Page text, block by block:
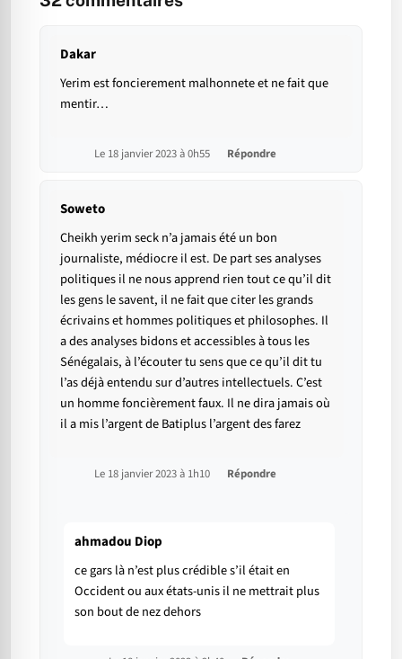
Dakar
Yerim est foncierement malhonnete et ne fait que
mentir…
Le 18 janvier 2023 à 0h55 Répondre
Soweto
Cheikh yerim seck n’a jamais été un bon
journaliste, médiocre il est. De part ses analyses
politiques il ne nous apprend rien tout ce qu’il dit
les gens le savent, il ne fait que citer les grands
écrivains et hommes politiques et philosophes. Il
a des analyses bidons et accessibles à tous les
Sénégalais, à l’écouter tu sens que ce qu’il dit tu
l’as déjà entendu sur d’autres intellectuels. C’est
un homme foncièrement faux. Il ne dira jamais où
il a mis l’argent de Batiplus l’argent des farez
Le 18 janvier 2023 à 1h10 Répondre
ahmadou Diop
ce gars là n’est plus crédible s’il était en
Occident ou aux états-unis il ne mettrait plus
son bout de nez dehors